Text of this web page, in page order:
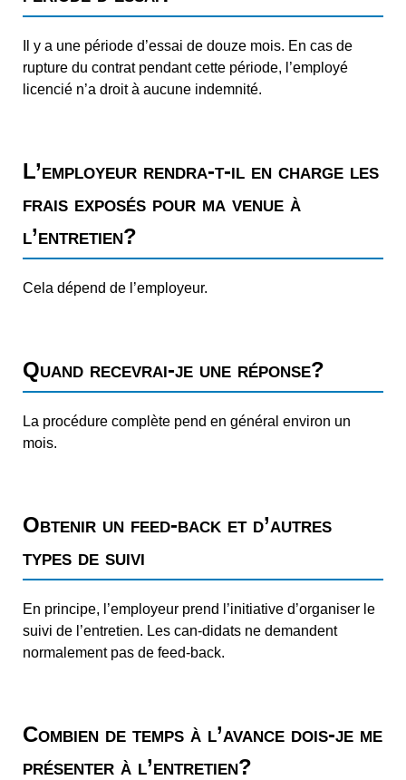
Il y a une période d’essai de douze mois. En cas de
rupture du contrat pendant cette période, l’employé
licencié n’a droit à aucune indemnité.
L’employeur rendra-t-il en charge les
frais exposés pour ma venue à
l’entretien?
Cela dépend de l’employeur.
Quand recevrai-je une réponse?
La procédure complète pend en général environ un
mois.
Obtenir un feed-back et d’autres
types de suivi
En principe, l’employeur prend l’initiative d’organiser le
suivi de l’entretien. Les can-didats ne demandent
normalement pas de feed-back.
Combien de temps à l’avance dois-je me
présenter à l’entretien?